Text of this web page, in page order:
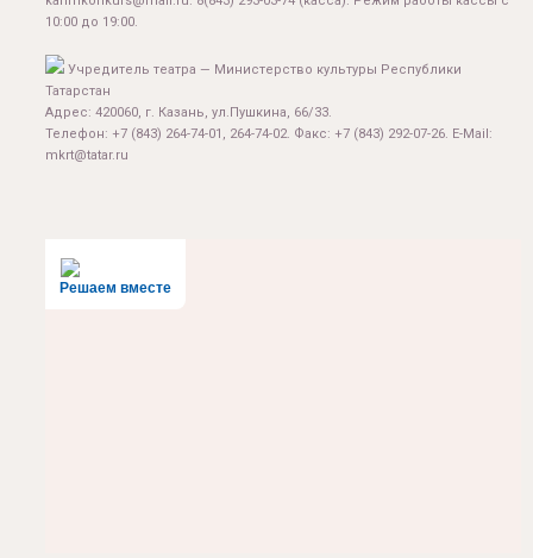
10:00 до 19:00.
Учредитель театра — Министерство культуры Республики
Татарстан
Адрес: 420060, г. Казань, ул.Пушкина, 66/33.
Телефон: +7 (843) 264-74-01, 264-74-02. Факс: +7 (843) 292-07-26. E-Mail:
mkrt@tatar.ru
Решаем вместе